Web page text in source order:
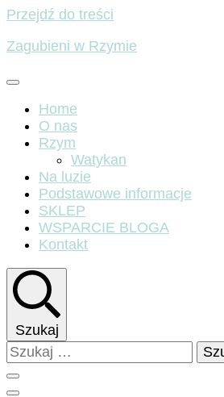
Przejdź do treści
Zagubieni w Rzymie
Home
O nas
Rzym
Watykan
Na luzie
Podstawowe informacje
SKLEP
WSPARCIE BLOGA
Kontakt
Szukaj
Szukaj: